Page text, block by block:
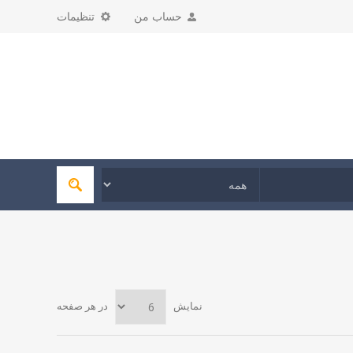
تنظیمات حساب من
نمایش در هر صفحه